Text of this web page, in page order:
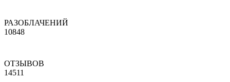
РАЗОБЛАЧЕНИЙ
10848
ОТЗЫВОВ
14511